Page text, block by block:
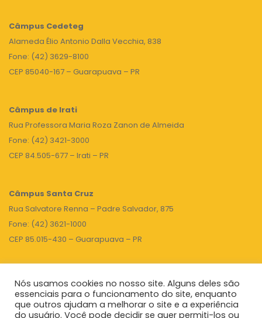
Câmpus Cedeteg
Alameda Élio Antonio Dalla Vecchia, 838
Fone: (42) 3629-8100
CEP 85040-167 – Guarapuava – PR
Câmpus de Irati
Rua Professora Maria Roza Zanon de Almeida
Fone: (42) 3421-3000
CEP 84.505-677 – Irati – PR
Câmpus Santa Cruz
Rua Salvatore Renna – Padre Salvador, 875
Fone: (42) 3621-1000
CEP 85.015-430 – Guarapuava – PR
TOPO
Nós usamos cookies no nosso site. Alguns deles são
essenciais para o funcionamento do site, enquanto
que outros ajudam a melhorar o site e a experiência
do usuário. Você pode decidir se quer permiti-los ou